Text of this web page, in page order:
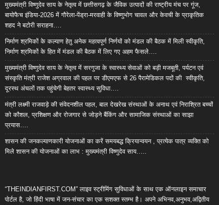
मुख्यमंत्री विष्णुदेव साय के नेतृत्व में छत्तीसगढ़ के जैविक उत्पादों की राष्ट्रीय मंच पर गूंज,
बायोफैच इंडिया-2026 में गौरेला-पेंड्रा-मरवाही के विष्णुभोग चावल और केवची के प्राकृतिक
शहद ने बटोरी सराहना….
निर्माण श्रमिकों के कल्याण हेतु अनेक महत्वपूर्ण निर्णयों को मंडल की बैठक में मिली स्वीकृति,
निर्माण श्रमिकों के हित में मंडल की बैठक में लिए गए अहम फैसले….
मुख्यमंत्री विष्णुदेव साय के नेतृत्व में सरगुजा के स्वास्थ्य सेवाओं को बड़ी मजबूती, पर्यटन एवं
संस्कृति मंत्री राजेश अग्रवाल की पहल पर डीएमएफ से 26 पैरामेडिकल पदों की स्वीकृति,
दूरस्थ अंचलों तक पहुंचेगी बेहतर स्वास्थ्य सुविधा….
मंत्री लक्ष्मी राजवाड़े की संवेदनशील पहल, बाल देखरेख संस्थाओं के अनाथ एवं निराश्रित बच्चों
को कौशल, प्रशिक्षण और रोजगार से जोड़ने बैंकिंग और सामाजिक संस्थाओं का साझा
प्रयास….
शासन की जनकल्याणकारी योजनाओं का करें समयबद्ध क्रियान्वयन , प्रत्येक पात्र व्यक्ति को
मिले शासन की योजनाओं का लाभ : मुख्यमंत्री विष्णुदेव साय…..
“THEINDIANFIRST.COM” लाइव स्ट्रीमिंग सुविधाओं के साथ एक ऑनलाइन समाचार
पोर्टल है, जो हिंदी भाषा में जन-संचार का एक सशक्त स्तम्भ है। अपने अभिनव,अनुभव,अद्वितीय